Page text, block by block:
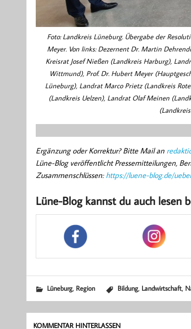
Foto: Landkreis Lüneburg. Übergabe der
Meyer. Von links: Dezernent Dr. Martin
Kreisrat Josef Nießen (Landkreis Harburg),
Wittmund), Prof. Dr. Hubert Meyer
Lüneburg), Landrat Marco Prietz (Landkreis
(Landkreis Uelzen), Landrat Olaf Meinen
Ergänzung oder Korrektur? Bitte Mail an
Lüne-Blog veröffentlicht Pressemitteilungen,
Zusammenschlüssen: https://luene-blog.de/
Lüne-Blog kannst du auch lesen
Lüneburg, Region Bildung, Landwirtschaft,
KOMMENTAR HINTERLASSEN